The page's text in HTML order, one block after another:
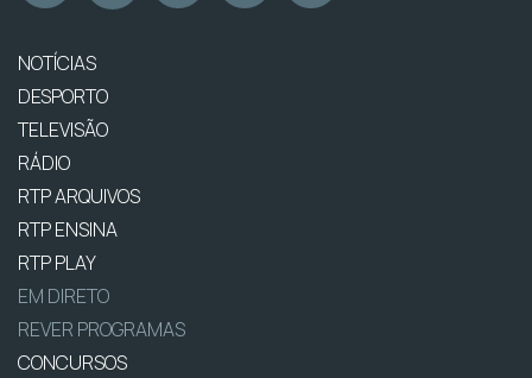
NOTÍCIAS
DESPORTO
TELEVISÃO
RÁDIO
RTP ARQUIVOS
RTP ENSINA
RTP PLAY
EM DIRETO
REVER PROGRAMAS
CONCURSOS